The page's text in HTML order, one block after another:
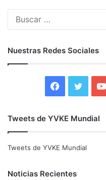
Nuestras Redes Sociales
e
t
Tweets de YVKE Mundial
Tweets de YVKE Mundial
Noticias Recientes